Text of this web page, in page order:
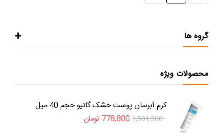
گروه ها
محصولات ویژه
کرم آبرسان پوست خشک گاتیو حجم 40 میل
1,501,500
778,800 تومان